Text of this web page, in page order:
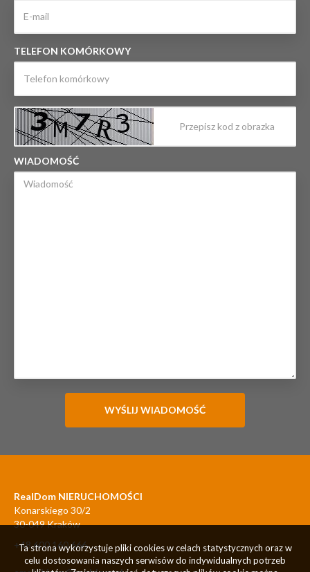
TELEFON KOMÓRKOWY
WIADOMOŚĆ
RealDom NIERUCHOMOŚCI
Konarskiego 30/2
30-049 Kraków
+48 600 160 666
Ta strona wykorzystuje pliki cookies w celach statystycznych oraz w
celu dostosowania naszych serwisów do indywidualnych potrzeb